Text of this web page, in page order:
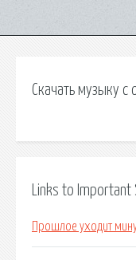
Скачать музыку с
Links to Important
Прошлое уходит